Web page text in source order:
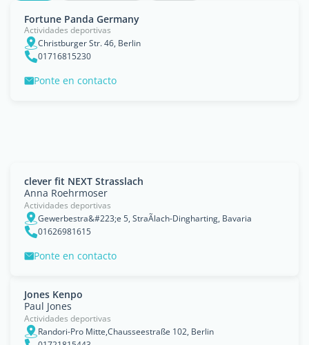
Fortune Panda Germany
Actividades deportivas
Christburger Str. 46, Berlin
01716815230
Ponte en contacto
clever fit NEXT Strasslach
Anna Roehrmoser
Actividades deportivas
Gewerbestra&#223;e 5, StraÃlach-Dingharting, Bavaria
01626981615
Ponte en contacto
Jones Kenpo
Paul Jones
Actividades deportivas
Randori-Pro Mitte,Chausseestraße 102, Berlin